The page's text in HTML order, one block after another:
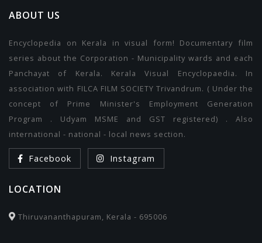
ABOUT US
Encyclopedia on Kerala in visual form! Documentary film
series about the Corporation - Municipality wards and each
Panchayat of Kerala. Kerala Visual Encyclopaedia. In
association with FILCA FILM SOCIETY Trivandrum. ( Under the
concept of Prime Minister's Employment Generation
Program . Udyam MSME and GST registered) . Also
international - national - local news section.
Facebook Instagram
LOCATION
Thiruvananthapuram, Kerala - 695006